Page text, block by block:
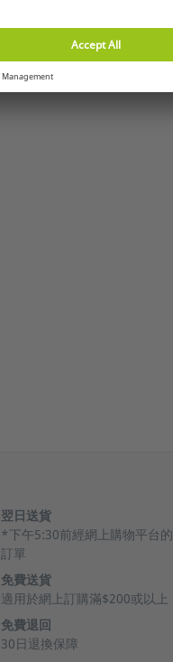
翌日送貨
*下午5:30前經網上購物平台的
訂單
免費送貨
適用於網上訂購滿$200或以上
免費退回
30日退換保障